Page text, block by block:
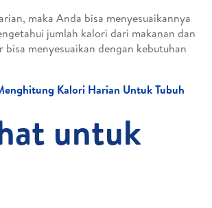
maka Anda bisa menyesuaikannya
jumlah kalori dari makanan dan
menyesuaikan dengan kebutuhan
Kalori Harian Untuk Tubuh
untuk